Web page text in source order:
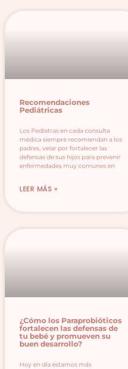
Recomendaciones
Pediátricas
Los Pediatras en cada consulta
médica siempre recomiendan a los
padres, velar por fortalecer las
defensas de sus hijos para prevenir
enfermedades muy comunes en
LEER MÁS »
¿Cómo los Paraprobióticos
fortalecen las defensas de
tu bebé y promueven su
buen desarrollo?
Hoy en día estamos más